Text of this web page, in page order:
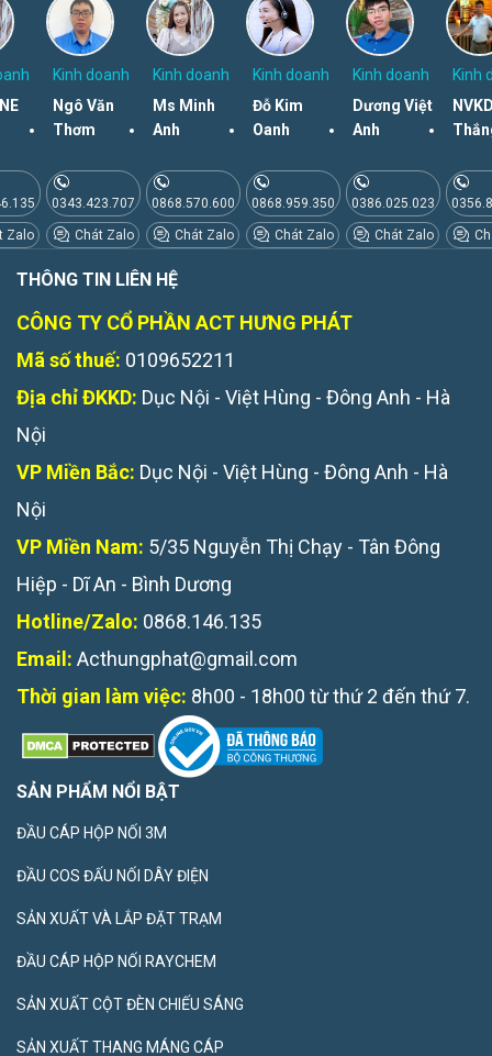
Zalo
Kinh doanh
Ngô Văn
Thơm
0343.423.707
Chát Zalo
Kinh doanh
Ms Minh
Anh
0868.570.600
Chát Zalo
Kinh doanh
Đỗ Kim
Oanh
0868.959.350
Chát Zalo
Kinh doanh
Dương Việt
Anh
0386.025.023
Chát Zalo
Kinh
THÔNG TIN LIÊN HỆ
CÔNG TY CỔ PHẦN ACT HƯNG PHÁT
Mã số thuế: 0109652211
Địa chỉ ĐKKD: Dục Nội - Việt Hùng - Đông Anh - Hà
Nội
VP Miền Bắc: Dục Nội - Việt Hùng - Đông Anh - Hà
Nội
VP Miền Nam: 5/35 Nguyễn Thị Chạy - Tân Đông
Hiệp - Dĩ An - Bình Dương
Hotline/Zalo: 0868.146.135
Email: Acthungphat@gmail.com
Thời gian làm việc: 8h00 - 18h00 từ thứ 2 đến thứ 7.
SẢN PHẨM NỔI BẬT
ĐẦU CÁP HỘP NỐI 3M
ĐẦU COS ĐẤU NỐI DÂY ĐIỆN
SẢN XUẤT VÀ LẮP ĐẶT TRẠM
ĐẦU CÁP HỘP NỐI RAYCHEM
SẢN XUẤT CỘT ĐÈN CHIẾU SÁNG
SẢN XUẤT THANG MÁNG CÁP